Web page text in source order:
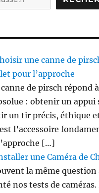
e
r
s
t
o
c
i
n
,
e
t
une canne de
pour l’approche
de pirsch répond
: obtenir un appui
un tir précis, éthique
l’accessoire
[…]
une Caméra de
la même question
nos tests de